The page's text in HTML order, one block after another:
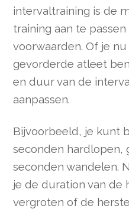
intervaltraining is de
training aan te
voorwaarden. Of je
gevorderde atleet
en duur van de
aanpassen.
Bijvoorbeeld, je kunt
seconden hardlopen,
seconden wandelen.
je de duration van de
vergroten of de